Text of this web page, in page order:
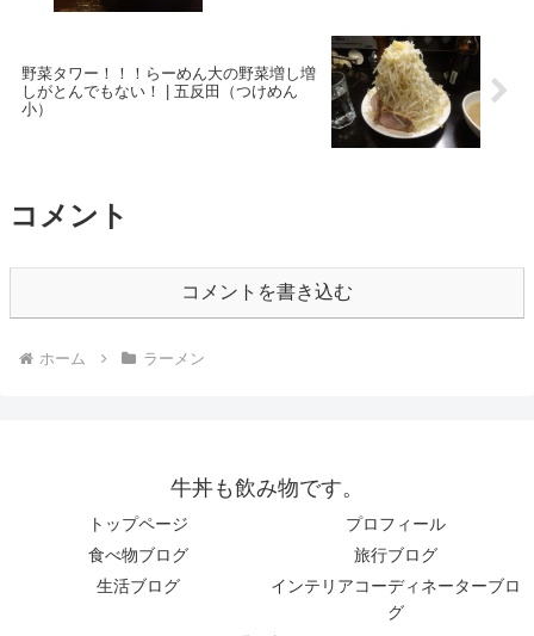
野菜タワー！！！らーめん大の野菜増し増
しがとんでもない！ | 五反田（つけめん
小）
コメント
コメントを書き込む
ホーム ラーメン
牛丼も飲み物です。
トップページ
プロフィール
食べ物ブログ
旅行ブログ
生活ブログ
インテリアコーディネーターブロ
グ